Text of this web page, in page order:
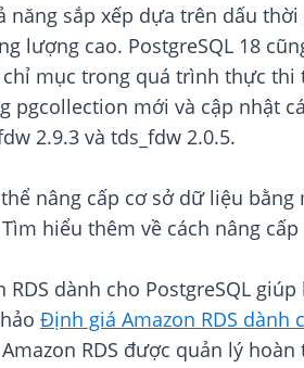
năng sắp xếp dựa trên dấu
lượng cao. PostgreSQL 18
mục trong quá trình thực thi
pgcollection mới và cập nhật
2.9.3 và tds_fdw 2.0.5.
nâng cấp cơ sở dữ liệu
hiểu thêm về cách nâng
RDS dành cho PostgreSQL
Định giá Amazon RDS dành
RDS được quản lý